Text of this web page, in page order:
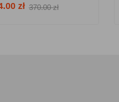
zł 370.00 zł